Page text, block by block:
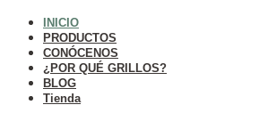
INICIO
PRODUCTOS
CONÓCENOS
¿POR QUÉ GRILLOS?
BLOG
Tienda